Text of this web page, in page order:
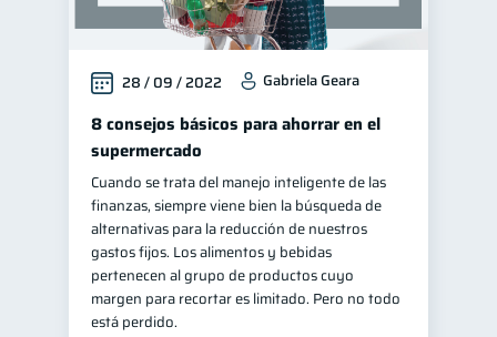
Inclusión financiera 22
Bienestar financiero 22
Seguridad financiera 13
Salud financiera 12
Productos financieros
Organización Financiera 10
Deudas 10
Entidad financiera
Préstamos 8 Consejos 6
28 / 09 / 2022 Gabriela Geara
8 consejos básicos para ahorrar en el
supermercado
Cuando se trata del manejo inteligente de las
finanzas, siempre viene bien la búsqueda de
alternativas para la reducción de nuestros
gastos fijos. Los alimentos y bebidas
pertenecen al grupo de productos cuyo
margen para recortar es limitado. Pero no todo
está perdido.